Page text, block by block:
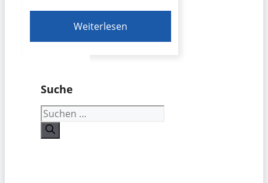
Weiterlesen
Suche
Suchen
nach: